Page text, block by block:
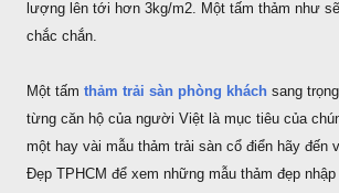
lượng lên tới hơn 3kg/m2. Một tấm thảm như
chắc chắn.
Một tấm thảm trải sàn phòng khách sang
từng căn hộ của người Việt là mục tiêu của
một hay vài mẫu thảm trải sàn cổ điển hãy đến
Đẹp TPHCM để xem những mẫu thảm đẹp